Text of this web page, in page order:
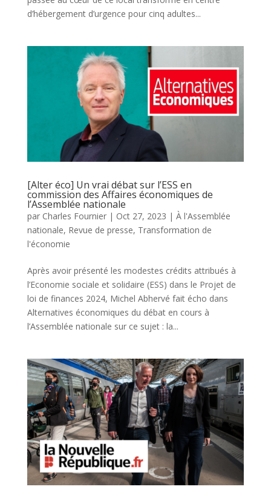
d’hébergement d’urgence pour cinq adultes...
[Alter éco] Un vrai débat sur l’ESS en
commission des Affaires économiques de
l’Assemblée nationale
par Charles Fournier| Oct 27, 2023 | À l'Assemblée
nationale, Revue de presse, Transformation de
l'économie
Après avoir présenté les modestes crédits attribués à
l’Economie sociale et solidaire (ESS) dans le Projet de
loi de finances 2024, Michel Abhervé fait écho dans
Alternatives économiques du débat en cours à
l’Assemblée nationale sur ce sujet : la...